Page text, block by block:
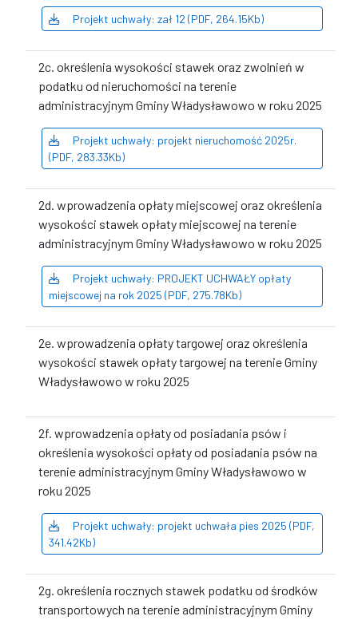
Projekt uchwały: zał 12 (PDF, 264.15Kb)
2c. określenia wysokości stawek oraz zwolnień w
podatku od nieruchomości na terenie
administracyjnym Gminy Władysławowo w roku 2025
Projekt uchwały: projekt nieruchomość 2025r.
(PDF, 283.33Kb)
2d. wprowadzenia opłaty miejscowej oraz określenia
wysokości stawek opłaty miejscowej na terenie
administracyjnym Gminy Władysławowo w roku 2025
Projekt uchwały: PROJEKT UCHWAŁY opłaty
miejscowej na rok 2025 (PDF, 275.78Kb)
2e. wprowadzenia opłaty targowej oraz określenia
wysokości stawek opłaty targowej na terenie Gminy
Władysławowo w roku 2025
2f. wprowadzenia opłaty od posiadania psów i
określenia wysokości opłaty od posiadania psów na
terenie administracyjnym Gminy Władysławowo w
roku 2025
Projekt uchwały: projekt uchwała pies 2025 (PDF,
341.42Kb)
2g. określenia rocznych stawek podatku od środków
transportowych na terenie administracyjnym Gminy